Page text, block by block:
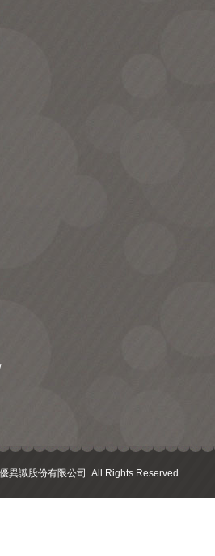
異識股份有限公司. All Rights Reserved